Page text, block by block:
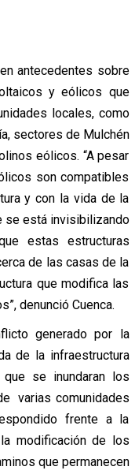
antecedentes sobre
y eólicos que
locales, como
sectores de Mulchén
eólicos. “A pesar
son compatibles
y con la vida de la
se está invisibilizando
estas estructuras
de las casas de la
que modifica las
denunció Cuenca.
generado por la
de la infraestructura
se inundaran los
varias comunidades
frente a la
modificación de los
que permanecen